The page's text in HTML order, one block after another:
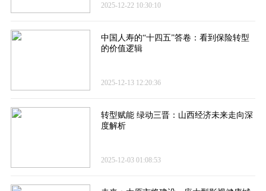
2025-12-22 10:30:10
中国人寿的“十四五”答卷​：看到保险转型
的价值逻辑
2025-12-13 12:20:36
转型赋能 绿动三晋：山西经济未来走向深
度解析
2025-12-03 01:08:53